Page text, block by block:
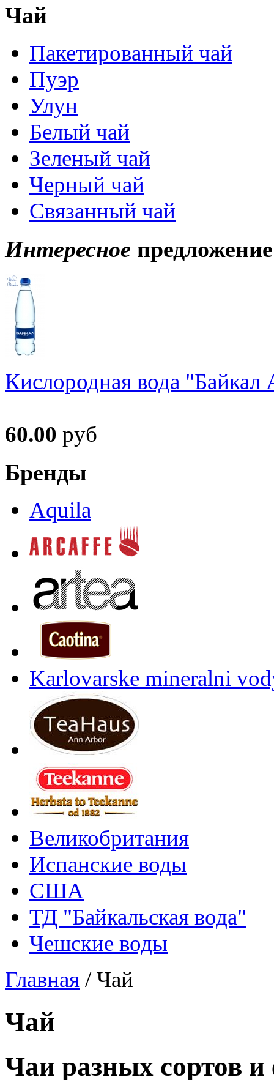
Чай
Пакетированный чай
Пуэр
Улун
Белый чай
Зеленый чай
Черный чай
Связанный чай
Интересное предложение
Кислородная вода "Байкал
60.00 руб
Бренды
Aquila
Karlovarske mineralni
Великобритания
Испанские воды
США
ТД "Байкальская вода"
Чешские воды
Главная /Чай
Чай
Чаи разных сортов и